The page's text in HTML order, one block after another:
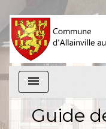
menu
Guide